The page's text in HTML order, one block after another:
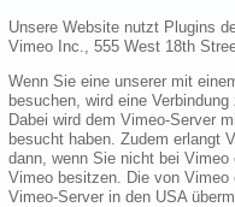
Unsere Website nutzt Plugins
Vimeo Inc., 555 West 18th
Wenn Sie eine unserer mit
besuchen, wird eine
Dabei wird dem Vimeo-Server
besucht haben. Zudem erlangt
dann, wenn Sie nicht bei
Vimeo besitzen. Die von Vimeo
Vimeo-Server in den USA